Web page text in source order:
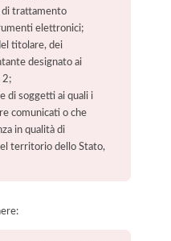
di trattamento
elettronici;
titolare, dei
designato ai
2;
di soggetti ai quali i
comunicati o che
in qualità di
territorio dello Stato,